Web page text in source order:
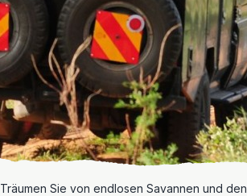
Träumen Sie von endlosen Savannen und den